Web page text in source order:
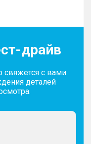
драйв
свяжется с вами
деталей